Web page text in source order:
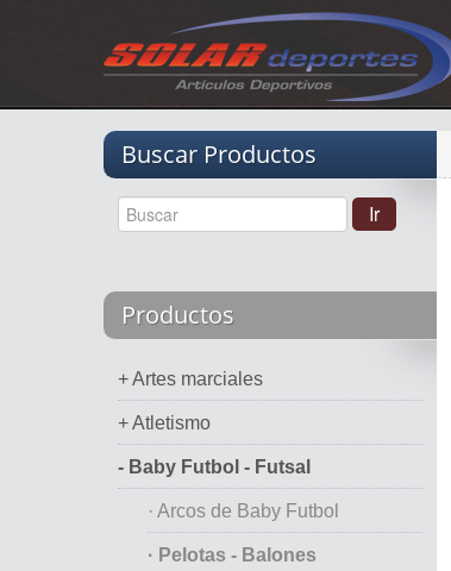
Buscar Productos
Productos
+ Artes marciales
+ Atletismo
- Baby Futbol - Futsal
· Arcos de Baby Futbol
· Pelotas - Balones